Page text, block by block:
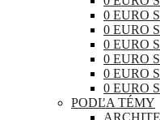
0 EURO
0 EURO
0 EURO
0 EURO
0 EURO
0 EURO
PODĽA TÉMY